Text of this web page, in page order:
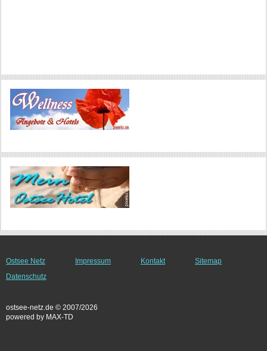
Ostsee Netz Impressum Kontakt
Sitemap
Datenschutz
ostsee-netz.de © 2007/2026
powered by MAX-TD